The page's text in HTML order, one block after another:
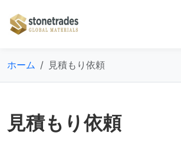
ホーム 見積もり依頼
見積もり依頼